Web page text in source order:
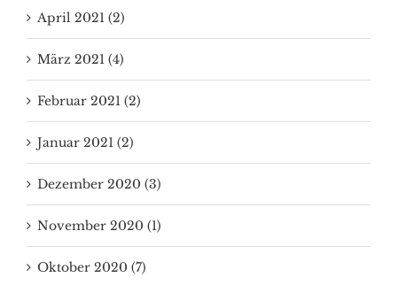
April 2021 (2)
März 2021 (4)
Februar 2021 (2)
Januar 2021 (2)
Dezember 2020 (3)
November 2020 (1)
Oktober 2020 (7)